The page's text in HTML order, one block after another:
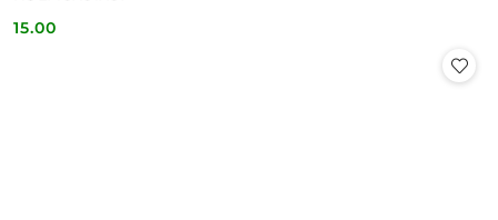
Cena:
15.00